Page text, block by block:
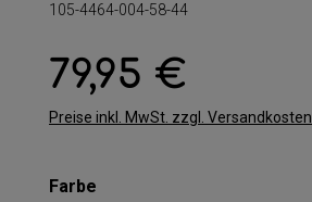
105-4464-004-58-44
Regulärer Preis:
79,95 €
Preise inkl. MwSt. zzgl. Versandkosten
Farbe